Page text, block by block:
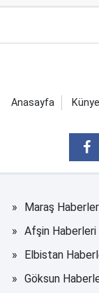
Anasayfa Künye
Maraş
Afşin Haberleri
Elbistan
Göksun